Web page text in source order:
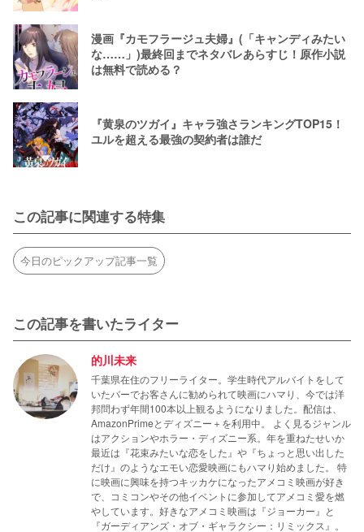
漫画『カモフラージュ夫婦』(「キャンディみたい
な……」)最終回までネタバレあらすじ！原作小説
は無料で読める？
『黄泉のツガイ』キャラ強さランキングTOP15！
ユルを超える最強の契約者は誰だ
この記事に関連する特集
今日のピックアップ記事一覧
この記事を書いたライター
的川未来
千葉県在住のフリーライター。学生時代アルバイトをして
いたバーでお客さんに勧められて映画にハマり、今では洋
邦問わず年間100本以上観るようになりました。配信は、
AmazonPrimeとディズニー＋を利用中。 よく見るジャンル
はアクションやホラー・ディズニー系。年を重ねたせいか
最近は『花束みたいな恋をした』や『ちょっと思い出した
だけ』のようなエモい恋愛映画にもハマり始めました。 特
に映画に興味を持つキッカケになったアメコミ映画が好き
で、コミコンやその他イベントに参加してアメコミ愛を燃
やしています。好きなアメコミ映画は『ジョーカー』と
『ガーディアンズ・オブ・ギャラクシー：リミックス』。